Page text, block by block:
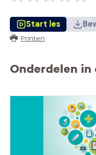
Start les
Printen
Onderdelen in